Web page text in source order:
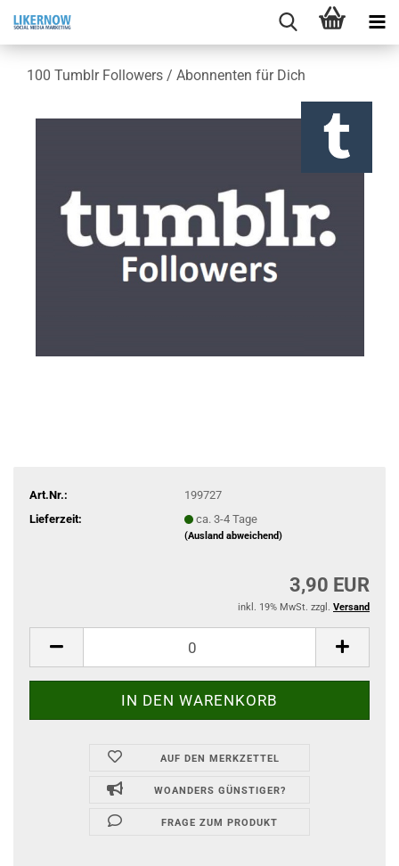
100 Tumb­lr Fol­lowers / Abon­nen­ten für Dich
Art.Nr.:
199727
Lieferzeit:
ca. 3-4 Tage
(Ausland abweichend)
3,90 EUR
inkl. 19% MwSt. zzgl. Versand
AUF DEN MERKZETTEL
WOANDERS GÜNSTIGER?
FRAGE ZUM PRODUKT